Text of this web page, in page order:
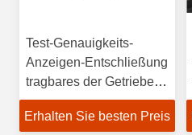
Test-Genauigkeits-
Anzeigen-Entschließung
tragbares der Getriebe-
Meter-hohe
Wiederholbarkeits-±2%
Erhalten Sie besten Preis